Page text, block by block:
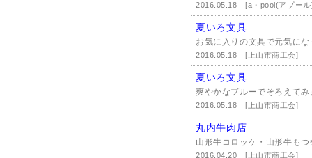
2016.05.18[a・pool(アプー
夏いろ文具
お気に入りの文具で元気に
2016.05.18[上山市商工会]
夏いろ文具
爽やかなブルーでそろえて
2016.05.18[上山市商工会]
丸内牛肉店
山形牛コロッケ・山形牛も
2016.04.20[上山市商工会]